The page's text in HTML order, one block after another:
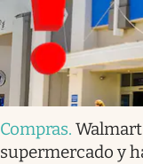
Compras.
supermercado y